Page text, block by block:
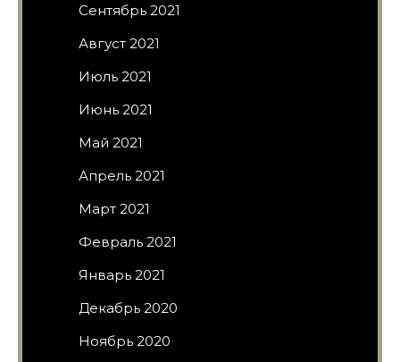
Сентябрь 2021
Август 2021
Июль 2021
Июнь 2021
Май 2021
Апрель 2021
Март 2021
Февраль 2021
Январь 2021
Декабрь 2020
Ноябрь 2020